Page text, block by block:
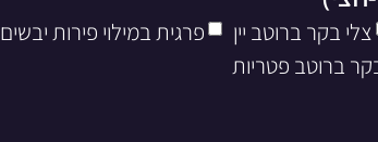
צלי בקר ברוטב יין פרגית במילוי פירות יבשים
ברוטב פטריות